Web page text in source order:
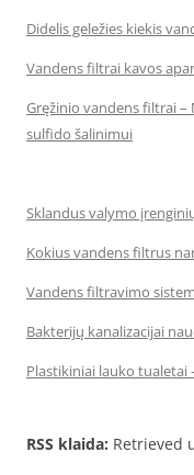
Didelis geležies kiekis
Vandens filtrai kavos
Gręžinio vandens filtrai
sulfido šalinimui
Sklandus valymo
Kokius vandens filtrus
Vandens filtravimo
Bakterijų kanalizacijai
Plastikiniai lauko tualetai
RSS klaida: Retrieved